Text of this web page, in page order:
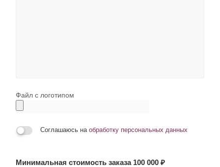
Файл с логотипом
Соглашаюсь на обработку персональных данных
Минимальная стоимость заказа 100 000 ₽